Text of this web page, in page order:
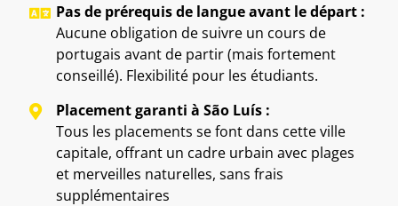
Pas de prérequis de langue avant le départ :
Aucune obligation de suivre un cours de
portugais avant de partir (mais fortement
conseillé). Flexibilité pour les étudiants.
Placement garanti à São Luís :
Tous les placements se font dans cette ville
capitale, offrant un cadre urbain avec plages
et merveilles naturelles, sans frais
supplémentaires